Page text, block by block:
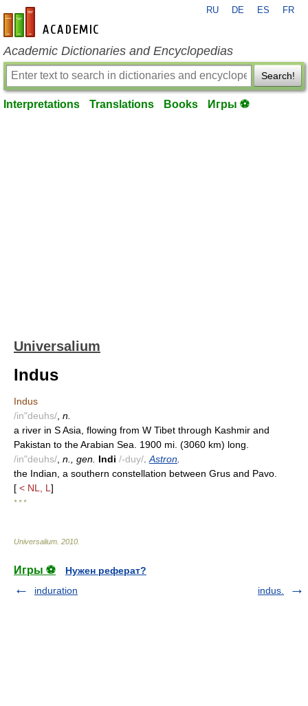
en-academic.com
RU DE ES FR
Academic Dictionaries and Encyclopedias
Search!
Interpretations Translations Books Игры ⚽
Universalium
Indus
Indus
/in"deuhs/ n.
a river in S Asia, flowing from W Tibet through Kashmir and
Pakistan to the Arabian Sea. 1900 mi. (3060 km) long.
/in"deuhs/ n., gen. Indi /-duy/ Astron
the Indian, a southern constellation between Grus and Pavo.
[ < NL, L ]
* * *
Universalium 2010
Игры ⚽
Нужен реферат?
induration
indus.